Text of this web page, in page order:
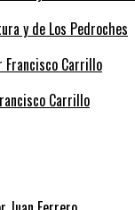
y de Los Pedroches
Carrillo